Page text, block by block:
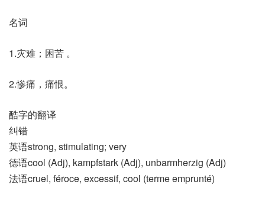
名词
1.灾难；困苦 。
2.惨痛，痛恨。
酷字的翻译
纠错
英语strong, stimulating; very
德语cool (Adj)​, kampfstark (Adj)​, unbarmherzig (Adj)
法语cruel, féroce, excessif, cool (terme emprunté)​